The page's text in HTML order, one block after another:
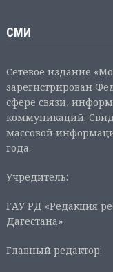
СМИ
Сетевое издание
зарегистрирован
сфере связи,
коммуникаций.
массовой
года.
Учредитель:
ГАУ РД «Редакция
Дагестана»
Главный редактор: